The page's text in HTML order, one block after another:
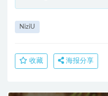
NiziU
收藏 海报分享